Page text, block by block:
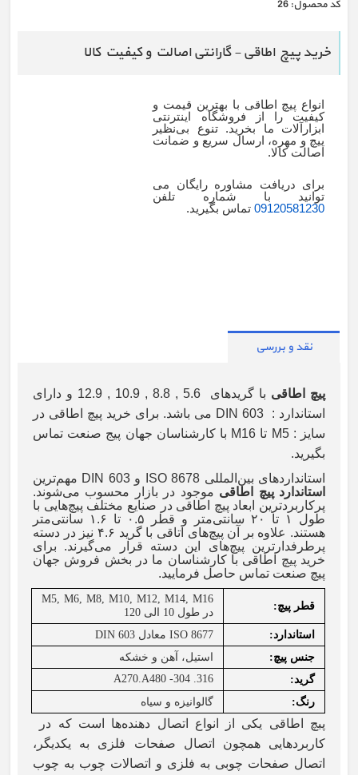
كد محصول: 26
خرید پیچ اطاقی - گارانتی اصالت و کیفیت کالا
انواع پیچ اطاقی با بهترین قیمت و
کیفیت را از فروشگاه اینترنتی
ابزارآلات ما بخرید. تنوع بی‌نظیر
پیچ و مهره، ارسال سریع و ضمانت
اصالت کالا.
برای دریافت مشاوره رایگان می
توانید با شماره تلفن
09120581230تماس بگیرید.
نقد و بررسی
پیچ اطاقی
با گریدهای 5.6 , 8.8 , 10.9 , 12.9 و دارای
استاندارد : DIN 603 می باشد. برای خرید پیچ اطاقی در
سایز : M5 تا M16 با کارشناسان جهان پیج صنعت تماس
بگیرید.
استانداردهای بین‌المللی ISO 8678 و DIN 603 مهم‌ترین
استاندارد پیچ اطاقی موجود در بازار محسوب می‌شوند.
پرکاربردترین ابعاد پیچ اطاقی در صنایع مختلف پیچ‌هایی با
طول ۱ تا ۲۰ سانتی‌متر و قطر ۰.۵ تا ۱.۶ سانتی‌متر
هستند. علاوه بر آن پیچ‌های اتاقی با گرید ۴.۶ نیز در دسته
پرطرفدارترین پیچ‌های این دسته قرار می‌گیرند. برای
خرید پیچ اطاقی با کارشناسان ما در بخش فروش جهان
پیچ صنعت تماس حاصل فرمایید.
قطر پیچ:
M5, M6, M8, M10, M12, M14, M16
در طول 10 الی 120
استاندارد:
DIN 603 معادل ISO 8677
جنس پیچ:
استیل، آهن و خشکه
گرید:
A270.A480 -304 .316
رنگ: گالوانیزه و سیاه
پبچ اطاقی یکی از انواع اتصال دهنده‌ها است که در
کاربردهایی همچون اتصال صفحات فلزی به یکدیگر،
اتصال صفحات چوبی به فلزی و اتصالات چوب به چوب